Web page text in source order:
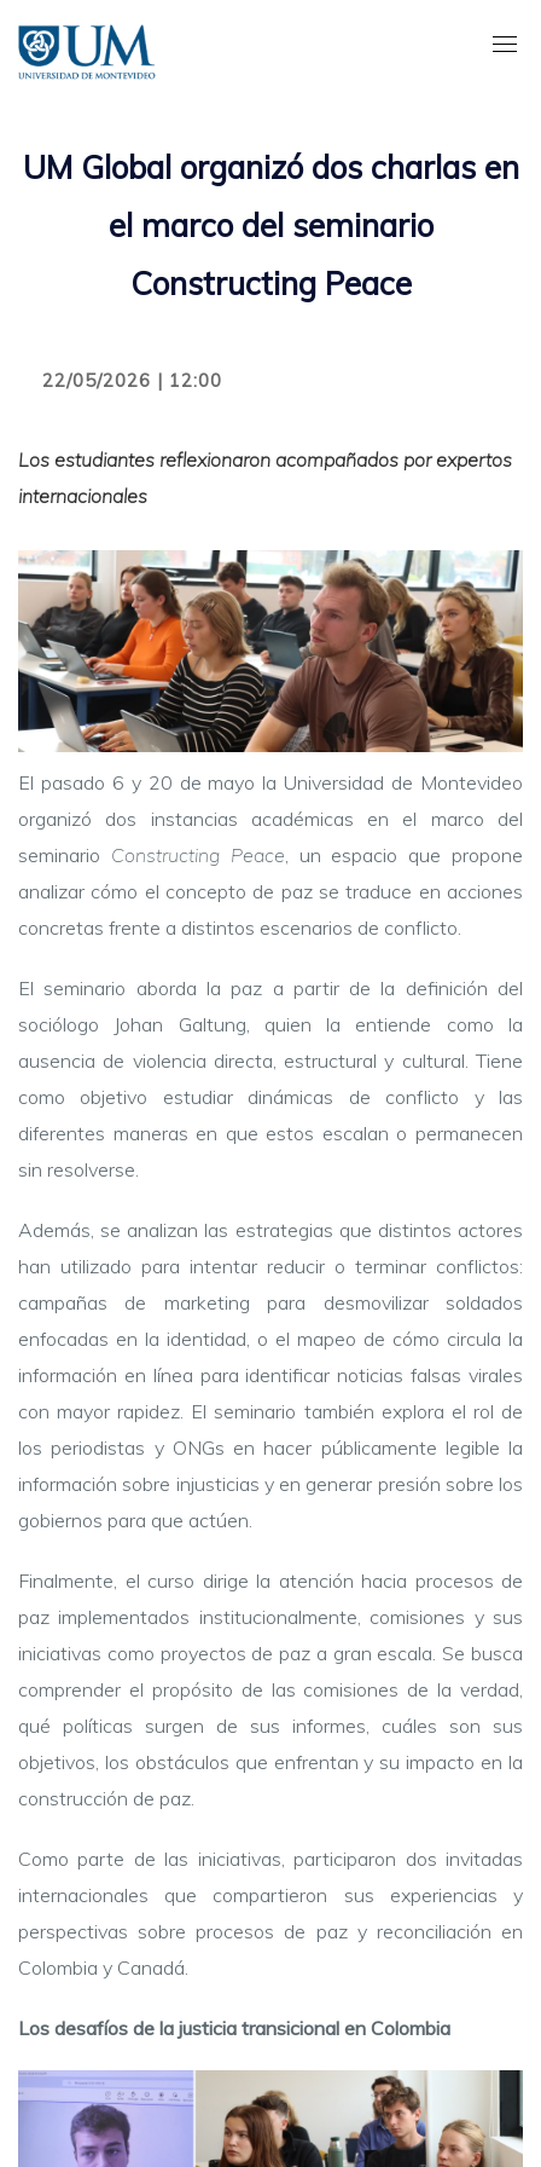
contenido
principal
UM Global organizó dos charlas en
el marco del seminario
Constructing Peace
22/05/2026 | 12:00
Los estudiantes reflexionaron acompañados por expertos
internacionales
El pasado 6 y 20 de mayo la Universidad de Montevideo
organizó dos instancias académicas en el marco del
seminario Constructing Peace, un espacio que propone
analizar cómo el concepto de paz se traduce en acciones
concretas frente a distintos escenarios de conflicto.
El seminario aborda la paz a partir de la definición del
sociólogo Johan Galtung, quien la entiende como la
ausencia de violencia directa, estructural y cultural. Tiene
como objetivo estudiar dinámicas de conflicto y las
diferentes maneras en que estos escalan o permanecen
sin resolverse.
Además, se analizan las estrategias que distintos actores
han utilizado para intentar reducir o terminar conflictos:
campañas de marketing para desmovilizar soldados
enfocadas en la identidad, o el mapeo de cómo circula la
información en línea para identificar noticias falsas virales
con mayor rapidez. El seminario también explora el rol de
los periodistas y ONGs en hacer públicamente legible la
información sobre injusticias y en generar presión sobre los
gobiernos para que actúen.
Finalmente, el curso dirige la atención hacia procesos de
paz implementados institucionalmente, comisiones y sus
iniciativas como proyectos de paz a gran escala. Se busca
comprender el propósito de las comisiones de la verdad,
qué políticas surgen de sus informes, cuáles son sus
objetivos, los obstáculos que enfrentan y su impacto en la
construcción de paz.
Como parte de las iniciativas, participaron dos invitadas
internacionales que compartieron sus experiencias y
perspectivas sobre procesos de paz y reconciliación en
Colombia y Canadá.
Los desafíos de la justicia transicional en Colombia